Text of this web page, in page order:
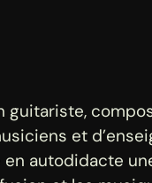
guitariste,
et
autodidacte